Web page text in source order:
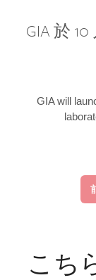
GIA 於
GIA will
こち